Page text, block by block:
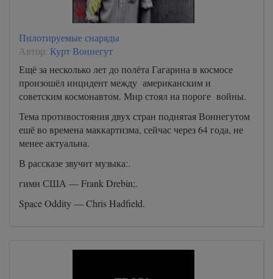
Пилотируемые снаряды
Автор: Курт Воннегут
Ещё за несколько лет до полёта Гагарина в космосе
произошёл инцидент между американским и
советским космонавтом. Мир стоял на пороге войны.
Тема противостояния двух стран поднятая Воннегутом
ешё во времена маккартизма, сейчас через 64 года, не
менее актуальна.
В рассказе звучит музыка:.
гимн США — Frank Drebin;.
Space Oddity — Chris Hadfield.